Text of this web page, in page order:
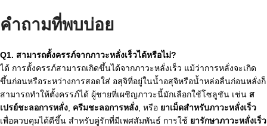
คำถามที่พบบ่อย
Q1. สามารถตั้งครรภ์จากภาวะหลั่งเร็วได้หรือไม่?
ได้ การตั้งครรภ์สามารถเกิดขึ้นได้จากภาวะหลั่งเร็ว แม้ว่าการหลั่งจะเกิด
ขึ้นก่อนหรือระหว่างการสอดใส่ อสุจิที่อยู่ในน้ำอสุจิหรือน้ำหล่อลื่นก่อนหลั่งก็
สามารถทำให้ตั้งครรภ์ได้ ผู้ชายที่เผชิญภาวะนี้มักเลือกใช้โซลูชัน เช่น ส
เปรย์ชะลอการหลั่ง ครีมชะลอการหลั่ง , หรือ ยาเม็ดสำหรับภาวะหลั่งเร็ว
เพื่อควบคุมได้ดีขึ้น สำหรับคู่รักที่มีเพศสัมพันธ์ การใช้ ยารักษาภาวะหลั่งเร็ว